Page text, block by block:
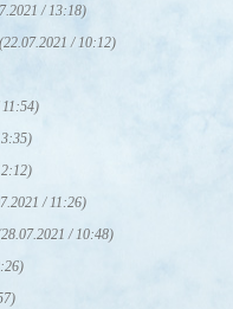
/ 13:18)
(22.07.2021 / 10:12)
/ 11:26)
/ 10:48)